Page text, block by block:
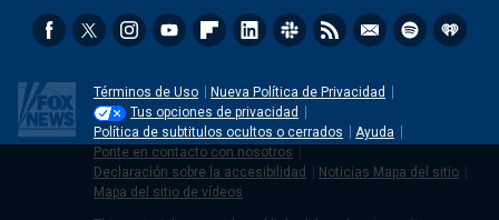
Términos de Uso
Nueva Política de Privacidad
Tus opciones de privacidad
Política de subtitulos ocultos o cerrados
Ayuda
Ponte en contacto con nosotros
Declaración sobre la accesibilidad
Noticias Mapa del sitio
Mapa del sitio de vídeos